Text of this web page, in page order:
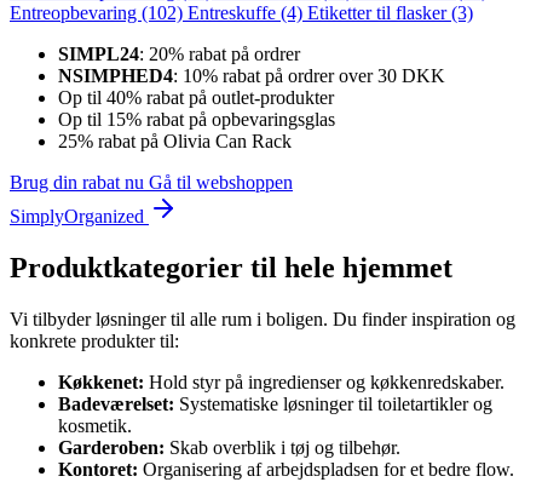
Entreopbevaring (102) Entreskuffe (4) Etiketter til flasker(3)
SIMPL24: 20% rabat på ordrer
NSIMPHED4: 10% rabat på ordrer over 30 DKK
Op til 40% rabat på outlet-produkter
Op til 15% rabat på opbevaringsglas
25% rabat på Olivia Can Rack
Brug din rabat nu Gå til webshoppen
SimplyOrganized
Produktkategorier til hele hjemmet
Vi tilbyder løsninger til alle rum i boligen. Du finder inspiration og
konkrete produkter til:
Køkkenet: Hold styr på ingredienser og køkkenredskaber.
Badeværelset: Systematiske løsninger til toiletartikler og
kosmetik.
Garderoben: Skab overblik i tøj og tilbehør.
Kontoret: Organisering af arbejdspladsen for et bedre flow.